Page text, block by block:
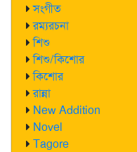
সংগীত
রম্যরচনা
শিশু
শিশু/কিশোর
কিশোর
রান্না
New Addition
Novel
Tagore